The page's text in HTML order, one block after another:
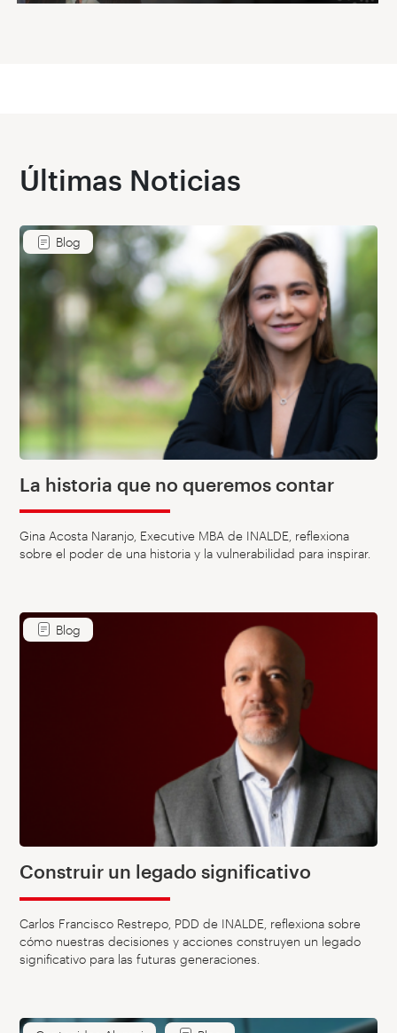
Últimas Noticias
Blog
La historia que no queremos contar
Gina Acosta Naranjo, Executive MBA de INALDE, reflexiona
sobre el poder de una historia y la vulnerabilidad para inspirar.
Blog
Construir un legado significativo
Carlos Francisco Restrepo, PDD de INALDE, reflexiona sobre
cómo nuestras decisiones y acciones construyen un legado
significativo para las futuras generaciones.